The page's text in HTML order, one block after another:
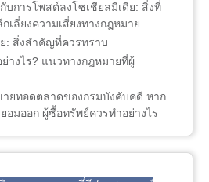
การโพสต์ลงโซเชียลมีเดีย: สิ่งที่
เลี่ยงความเสี่ยงทางกฎหมาย
: สิ่งสำคัญที่ควรทราบ
างไร? แนวทางกฎหมายที่ผู้
ายทอดตลาดของกรมบังคับคดี หาก
อมออก ผู้ซื้อทรัพย์ควรทำอย่างไร